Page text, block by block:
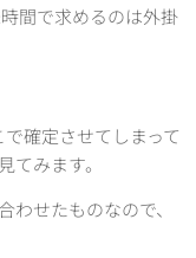
間で求めるのは外掛
確定させてしまって
てみます。
わせたものなので、